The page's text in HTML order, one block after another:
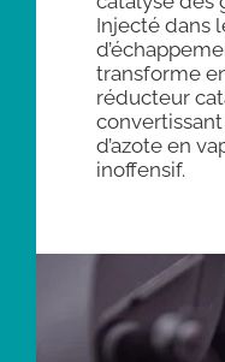
Injecté dans
transforme
réducteur
d’azote en
inoffensif.